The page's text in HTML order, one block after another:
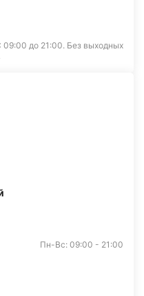
09:00 до 21:00. Без выходных
Пн-Вс: 09:00 - 21:00